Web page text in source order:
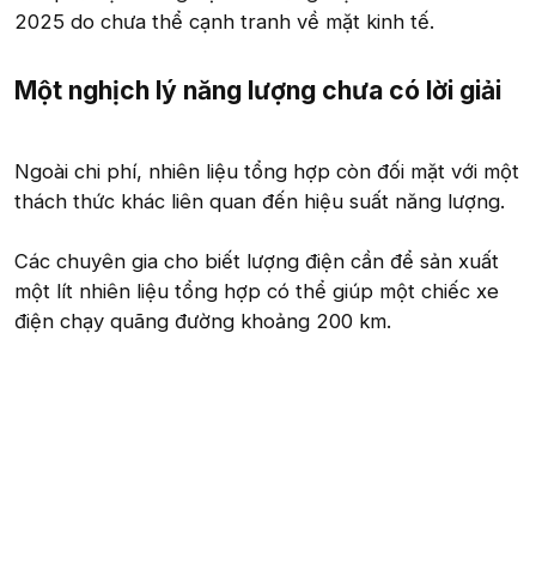
2025 do chưa thể cạnh tranh về mặt kinh tế.
Một nghịch lý năng lượng chưa có lời giải​
Ngoài chi phí, nhiên liệu tổng hợp còn đối mặt với một
thách thức khác liên quan đến hiệu suất năng lượng.
Các chuyên gia cho biết lượng điện cần để sản xuất
một lít nhiên liệu tổng hợp có thể giúp một chiếc xe
điện chạy quãng đường khoảng 200 km.